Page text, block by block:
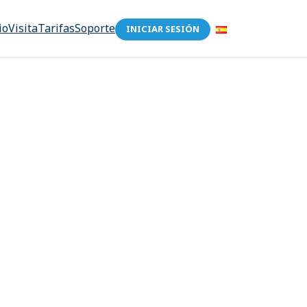
VisitaTarifasSoporte INICIAR SESIÓN